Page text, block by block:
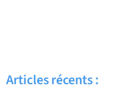
Articles récents :